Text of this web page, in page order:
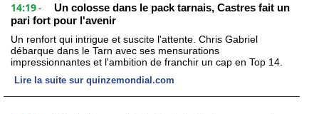
14:19 -
Un colosse dans le pack tarnais, Castres fait un
pari fort pour l'avenir
Un renfort qui intrigue et suscite l'attente. Chris Gabriel
débarque dans le Tarn avec ses mensurations
impressionnantes et l'ambition de franchir un cap en Top 14.
Lire la suite sur quinzemondial.com